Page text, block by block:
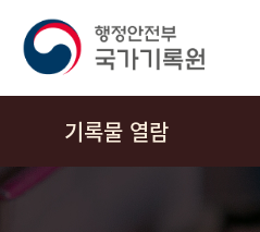
기록물 열람